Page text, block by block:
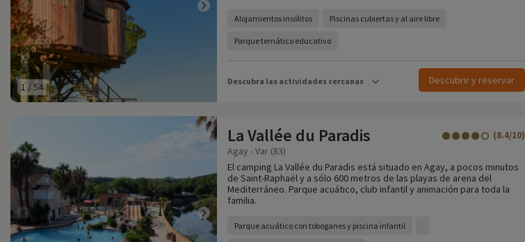
1 /54
Alojamientos insólitos Piscinas cubiertas y al aire libre
Parque temático educativo
Descubra las actividades cercanas Descubrir y reservar
La Vallée du Paradis (8.4/10)
Agay - Var (83)
El camping La Vallée du Paradis está situado en Agay, a pocos minutos
de Saint-Raphaël y a sólo 600 metros de las playas de arena del
Mediterráneo. Parque acuático, club infantil y animación para toda la
familia.
Parque acuático con toboganes y piscina infantil